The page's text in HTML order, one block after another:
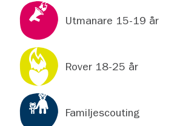
Utmanare 15-19 år
Rover 18-25 år
Familjescouting